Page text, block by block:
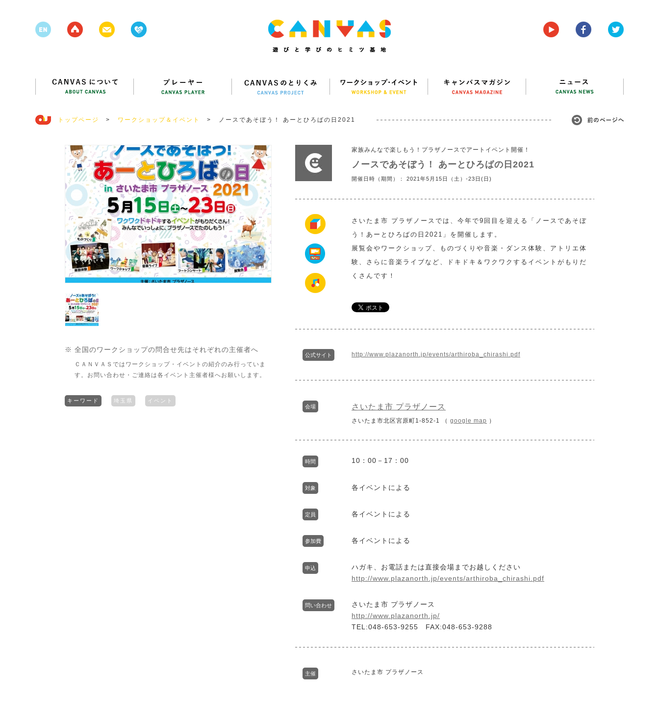
トップページ > ワークショップ＆イベント > ノースであそぼう！ あーとひろばの日2021
※ 全国のワークショップの問合せ先はそれぞれの主催者へ
ＣＡＮＶＡＳではワークショップ・イベントの紹介のみ行っていま
す。お問い合わせ・ご連絡は各イベント主催者様へお願いします。
キーワード 埼玉県 イベント
家族みんなで楽しもう！プラザノースでアートイベント開催！
ノースであそぼう！ あーとひろばの日2021
開催日時（期間）： 2021年5月15日（土）-23日(日)
さいたま市 プラザノースでは、今年で9回目を迎える「ノースであそぼ
う！あーとひろばの日2021」を開催します。
展覧会やワークショップ、ものづくりや音楽・ダンス体験、アトリエ体
験、さらに音楽ライブなど、ドキドキ＆ワクワクするイベントがもりだ
くさんです！
公式サイト http://www.plazanorth.jp/events/arthiroba_chirashi.pdf
会場 さいたま市 プラザノース
さいたま市北区宮原町1-852-1 （ google map ）
時間 10：00－17：00
対象 各イベントによる
定員 各イベントによる
参加費 各イベントによる
申込
ハガキ、お電話または直接会場までお越しください
http://www.plazanorth.jp/events/arthiroba_chirashi.pdf
問い合わせ
さいたま市 プラザノース
http://www.plazanorth.jp/
TEL:048-653-9255 FAX:048-653-9288
主催 さいたま市 プラザノース